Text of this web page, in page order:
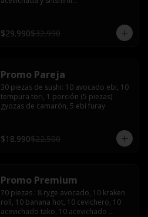
salmón con salsa acevichada.
Acevichado tako: Pulpo furay, palta
$29.990$32.990
Promo Pareja
30 piezas de sushi: 10 avocado ebi, 10
tempura tori, 1 porción (5 piezas)
gyozas de camarón, 5 ebi furay
$18.990$22.500
Promo Premium
70 piezas : 8 ryge avocado, 10 kraken
roll, 10 banana hot, 10 cevichero, 10
acevichado tako, 10 acevichado